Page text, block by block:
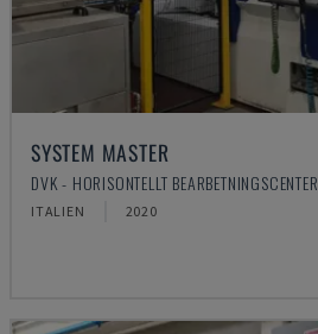
SYSTEM MASTER
DVK - HORISONTELLT BEARBETNINGSCENTER
ITALIEN 2020